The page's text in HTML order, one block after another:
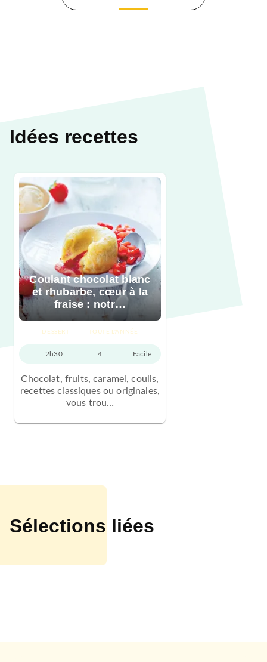
Idées recettes
Coulant chocolat blanc
et rhubarbe, cœur à la
fraise : notr…
DESSERT TOUTE L'ANNÉE
2h30 4 Facile
Chocolat, fruits, caramel, coulis,
recettes classiques ou originales,
vous trou…
Sélections liées